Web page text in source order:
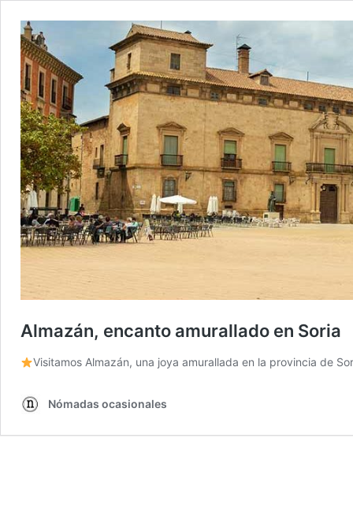
Almazán, encanto amurallado en Soria
Visitamos Almazán, una joya amurallada en la provincia de
Nómadas ocasionales